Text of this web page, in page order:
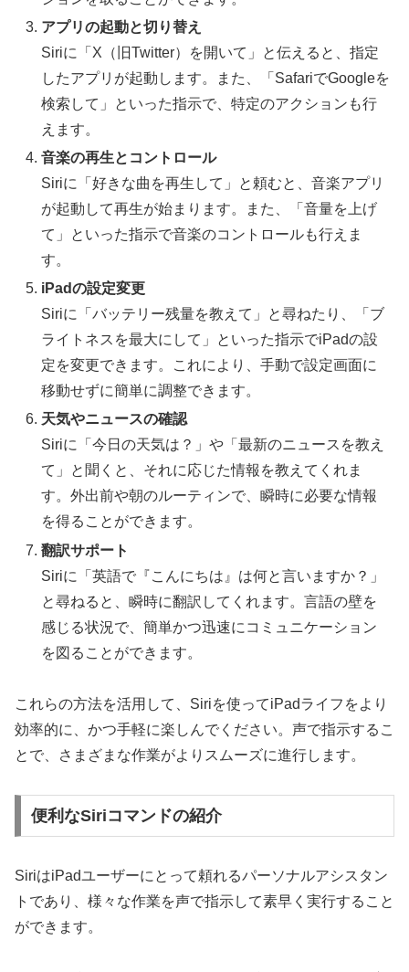
アプリの起動と切り替え
Siriに「X（旧Twitter）を開いて」と伝えると、指定
したアプリが起動します。また、「SafariでGoogleを
検索して」といった指示で、特定のアクションも行
えます。
音楽の再生とコントロール
Siriに「好きな曲を再生して」と頼むと、音楽アプリ
が起動して再生が始まります。また、「音量を上げ
て」といった指示で音楽のコントロールも行えま
す。
iPadの設定変更
Siriに「バッテリー残量を教えて」と尋ねたり、「ブ
ライトネスを最大にして」といった指示でiPadの設
定を変更できます。これにより、手動で設定画面に
移動せずに簡単に調整できます。
天気やニュースの確認
Siriに「今日の天気は？」や「最新のニュースを教え
て」と聞くと、それに応じた情報を教えてくれま
す。外出前や朝のルーティンで、瞬時に必要な情報
を得ることができます。
翻訳サポート
Siriに「英語で『こんにちは』は何と言いますか？」
と尋ねると、瞬時に翻訳してくれます。言語の壁を
感じる状況で、簡単かつ迅速にコミュニケーション
を図ることができます。
これらの方法を活用して、Siriを使ってiPadライフをより
効率的に、かつ手軽に楽しんでください。声で指示するこ
とで、さまざまな作業がよりスムーズに進行します。
便利なSiriコマンドの紹介
SiriはiPadユーザーにとって頼れるパーソナルアシスタン
トであり、様々な作業を声で指示して素早く実行すること
ができます。